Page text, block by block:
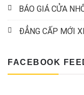
BÁO GIÁ CỬA
ĐẲNG CẤP MỚI
FACEBOOK